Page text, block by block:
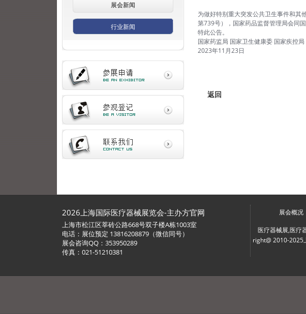
展会新闻
行业新闻
为做好特别重大突发公共卫生事件和其
第739号），国家药品监督管理局会同
特此公告。
国家药监局 国家卫生健康委 国家疾控局
2023年11月23日
返回
2026上海国际医疗器械展览会-主办方官网
上海市松江区莘砖公路668号双子楼A栋1003室
电话：展位预定 13816208879（微信同号）
展会咨询QQ：353950289
传真：021-51210381
展会概况
医疗器械展,医疗
right@ 2010-2025